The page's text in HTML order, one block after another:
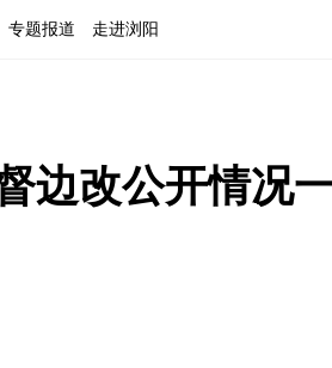
专题报道 走进浏阳
边改公开情况